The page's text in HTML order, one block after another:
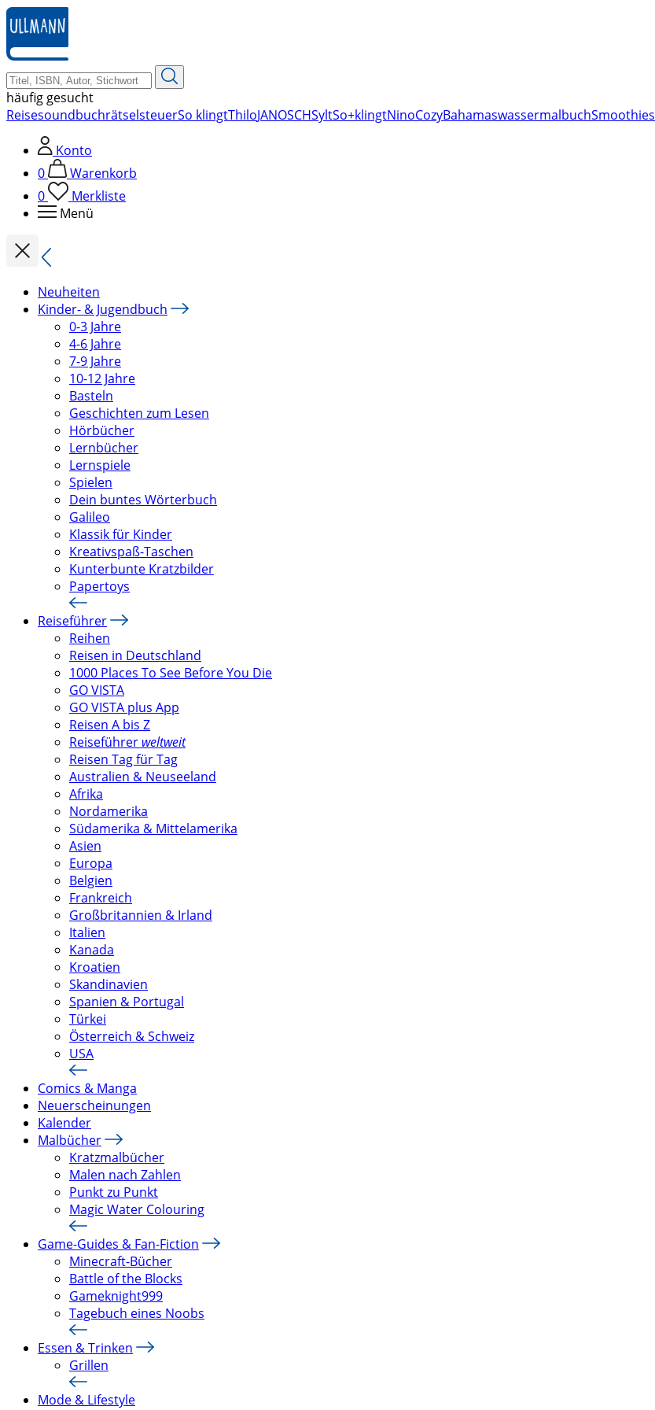
zum
Hauptinhalt
springen
häufig gesucht
ReisesoundbuchrätselsteuerSo klingtThiloJANOSCHSyltSo+klingtNinoCozyBahamaswassermalbuchSmoothies
Konto
0
Warenkorb
0
Merkliste
Menü
Neuheiten
Kinder- & Jugendbuch
0-3 Jahre
4-6 Jahre
7-9 Jahre
10-12 Jahre
Basteln
Geschichten zum Lesen
Hörbücher
Lernbücher
Lernspiele
Spielen
Dein buntes Wörterbuch
Galileo
Klassik für Kinder
Kreativspaß-Taschen
Kunterbunte Kratzbilder
Papertoys
Reiseführer
Reihen
Reisen in Deutschland
1000 Places To See Before You Die
GO VISTA
GO VISTA plus App
Reisen A bis Z
Reiseführer weltweit
Reisen Tag für Tag
Australien & Neuseeland
Afrika
Nordamerika
Südamerika & Mittelamerika
Asien
Europa
Belgien
Frankreich
Großbritannien & Irland
Italien
Kanada
Kroatien
Skandinavien
Spanien & Portugal
Türkei
Österreich & Schweiz
USA
Comics & Manga
Neuerscheinungen
Kalender
Malbücher
Kratzmalbücher
Malen nach Zahlen
Punkt zu Punkt
Magic Water Colouring
Game-Guides & Fan-Fiction
Minecraft-Bücher
Battle of the Blocks
Gameknight999
Tagebuch eines Noobs
Essen & Trinken
Grillen
Mode & Lifestyle